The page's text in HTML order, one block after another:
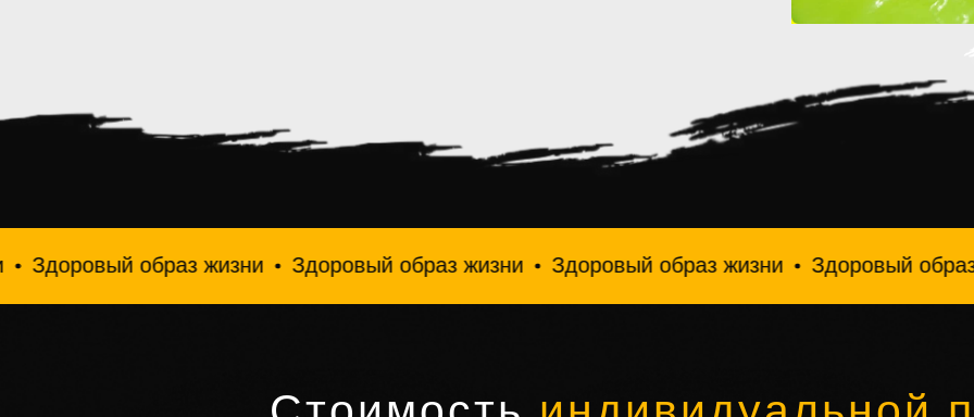
образ жизни Здоровый образ жизни Здоровый образ жизни Здоровый образ жизни